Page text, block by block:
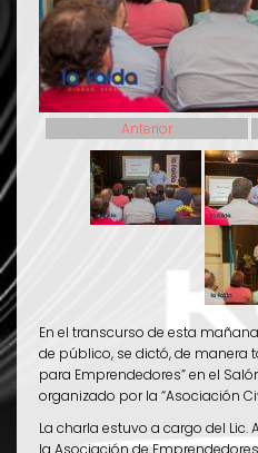
Anterior
En el transcurso de esta
de público, se dictó, de manera
para Emprendedores” en el
organizado por la “Asociación
La charla estuvo a cargo del Lic.
la Asociación de